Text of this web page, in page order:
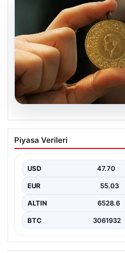
06.08.2026
22 Mayıs 2026
Analizi
hareketlilik yatırımcıların ve
en…
Piyasa Verileri
USD 47.70
EUR 55.03
ALTIN 6528.6
BTC 3061932